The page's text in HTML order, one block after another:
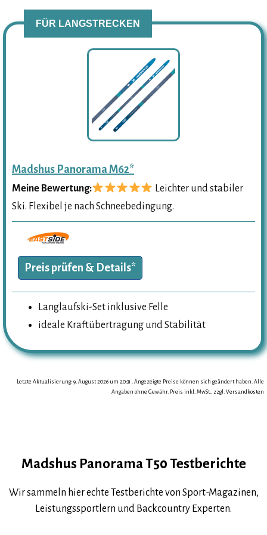
FÜR LANGSTRECKEN
Madshus Panorama M62*
Meine Bewertung:
Leichter und stabiler
Ski. Flexibel je nach Schneebedingung.
Preis prüfen & Details*
Langlaufski-Set inklusive Felle
ideale Kraftübertragung und Stabilität
Letzte Aktualisierung: 9. August 2026 um 20:31 . Angezeigte Preise können sich geändert haben. Alle
Angaben ohne Gewähr. Preis inkl. MwSt., zzgl. Versandkosten
Madshus Panorama T50 Testberichte
Wir sammeln hier echte Testberichte von Sport-Magazinen,
Leistungssportlern und Backcountry Experten.